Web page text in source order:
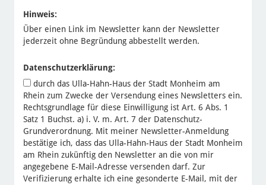
Hinweis:
Über einen Link im Newsletter kann der Newsletter
jederzeit ohne Begründung abbestellt werden.
Datenschutzerklärung:
durch das Ulla-Hahn-Haus der Stadt Monheim am
Rhein zum Zwecke der Versendung eines Newsletters ein.
Rechtsgrundlage für diese Einwilligung ist Art. 6 Abs. 1
Satz 1 Buchst. a) i. V. m. Art. 7 der Datenschutz-
Grundverordnung. Mit meiner Newsletter-Anmeldung
bestätige ich, dass das Ulla-Hahn-Haus der Stadt Monheim
am Rhein zukünftig den Newsletter an die von mir
angegebene E-Mail-Adresse versenden darf. Zur
Verifizierung erhalte ich eine gesonderte E-Mail, mit der